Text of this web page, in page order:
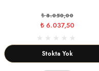
₺ 8.050,00
₺ 6.037,50
Stokta Yok